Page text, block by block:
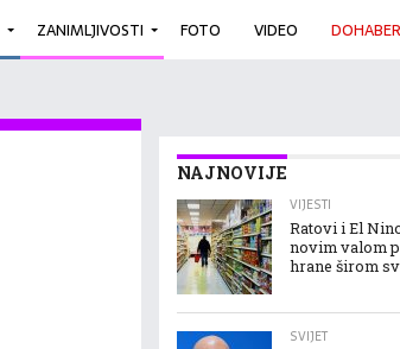
ZANIMLJIVOSTI FOTO VIDEO
NAJNOVIJE
VIJESTI
Ratovi i El
novim valom
hrane širom
SVIJET